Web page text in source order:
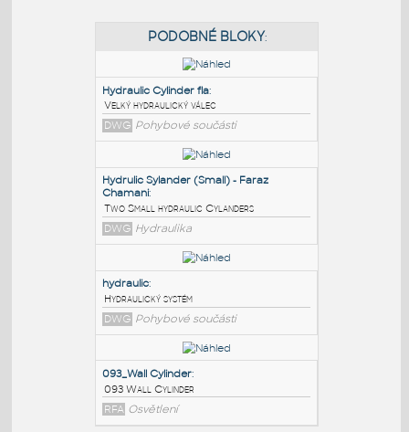
PODOBNÉ BLOKY:
Hydraulic Cylinder fla
Velký hydraulický válec
DWG Pohybové součásti
Hydrulic Sylander (Small) - Faraz
Two Small hydraulic Cylanders
DWG Hydraulika